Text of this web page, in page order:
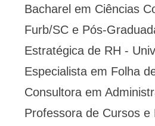
Bacharel em Ciências
Furb/SC e Pós-
Estratégica de RH -
Especialista em Folha
Consultora em
Professora de Cursos e